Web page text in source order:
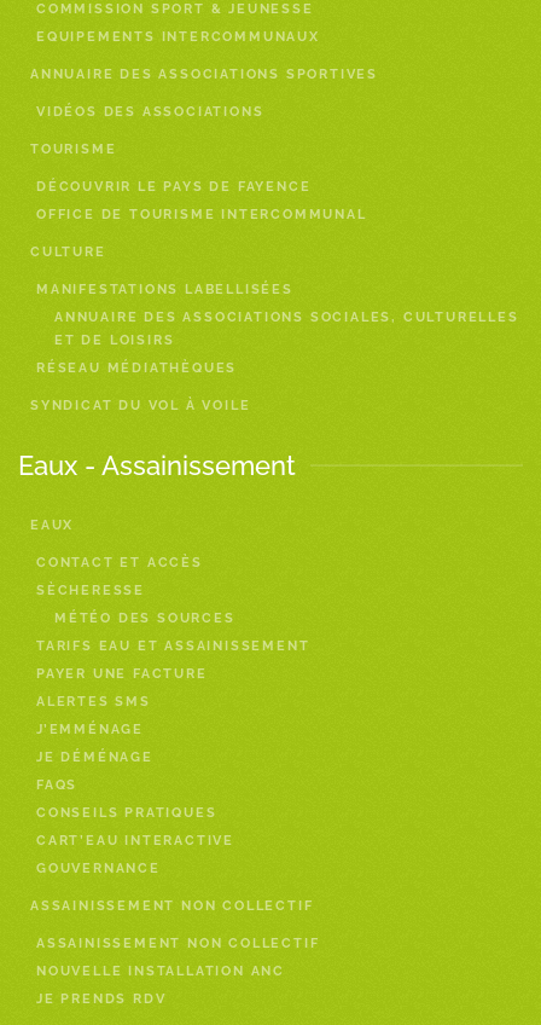
COMMISSION SPORT & JEUNESSE
EQUIPEMENTS INTERCOMMUNAUX
ANNUAIRE DES ASSOCIATIONS SPORTIVES
VIDÉOS DES ASSOCIATIONS
TOURISME
DÉCOUVRIR LE PAYS DE FAYENCE
OFFICE DE TOURISME INTERCOMMUNAL
CULTURE
MANIFESTATIONS LABELLISÉES
ANNUAIRE DES ASSOCIATIONS SOCIALES, CULTURELLES
ET DE LOISIRS
RÉSEAU MÉDIATHÈQUES
SYNDICAT DU VOL À VOILE
Eaux - Assainissement
EAUX
CONTACT ET ACCÈS
SÈCHERESSE
MÉTÉO DES SOURCES
TARIFS EAU ET ASSAINISSEMENT
PAYER UNE FACTURE
ALERTES SMS
J’EMMÉNAGE
JE DÉMÉNAGE
FAQS
CONSEILS PRATIQUES
CART’EAU INTERACTIVE
GOUVERNANCE
ASSAINISSEMENT NON COLLECTIF
ASSAINISSEMENT NON COLLECTIF
NOUVELLE INSTALLATION ANC
JE PRENDS RDV